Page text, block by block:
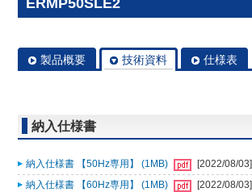
ERMP50SLE2
製品概要 技術資料 仕様表
納入仕様書
納入仕様書 【50Hz専用】 (1MB)
[2022/08/03]
納入仕様書 【60Hz専用】 (1MB)
[2022/08/03]